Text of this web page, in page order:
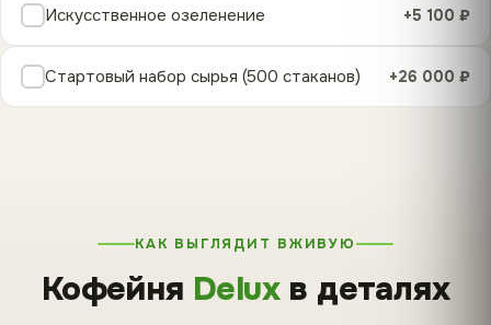
Искусственное озеленение +5 100 ₽
Стартовый набор сырья (500 стаканов) +26 000 ₽
КАК ВЫГЛЯДИТ ВЖИВУЮ
Кофейня Deluxв деталях